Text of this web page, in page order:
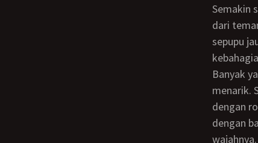
Semakin siang suasana di rumah keluarga dina semakin ramai. Pasalnya tidak hanya
dari
sepupu
Banyak yang bilang ketika wanita cantik sedang manyun dan cemberut akan terlihat
menarik.
dengan
dengan
wajahnya.